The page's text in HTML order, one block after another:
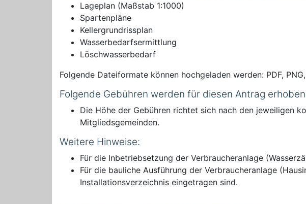
Lageplan (Maßstab 1:1000)
Spartenpläne
Kellergrundrissplan
Wasserbedarfsermittlung
Löschwasserbedarf
Folgende Dateiformate können hochgeladen werden: PDF,
Folgende Gebühren werden für diesen Antrag
Die Höhe der Gebühren richtet sich nach den jeweiligen
Mitgliedsgemeinden.
Weitere Hinweise:
Für die Inbetriebsetzung der Verbraucheranlage
Für die bauliche Ausführung der Verbraucheranlage
Installationsverzeichnis eingetragen sind.